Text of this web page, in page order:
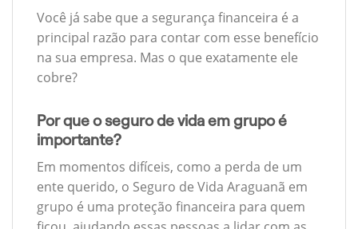
Você já sabe que a segurança financeira é a
principal razão para contar com esse benefício
na sua empresa. Mas o que exatamente ele
cobre?
Por que o seguro de vida em grupo é
importante?
Em momentos difíceis, como a perda de um
ente querido, o Seguro de Vida Araguanã em
grupo é uma proteção financeira para quem